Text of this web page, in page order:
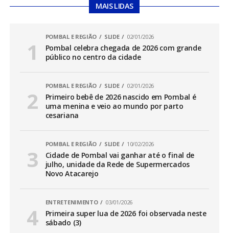
MAIS LIDAS
POMBAL E REGIÃO SLIDE 02/01/2026
Pombal celebra chegada de 2026 com grande
público no centro da cidade
POMBAL E REGIÃO SLIDE 02/01/2026
Primeiro bebê de 2026 nascido em Pombal é
uma menina e veio ao mundo por parto
cesariana
POMBAL E REGIÃO SLIDE 10/02/2026
Cidade de Pombal vai ganhar até o final de
julho, unidade da Rede de Supermercados
Novo Atacarejo
ENTRETENIMENTO 03/01/2026
Primeira super lua de 2026 foi observada neste
sábado (3)